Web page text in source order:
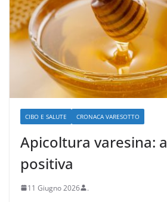
CIBO E SALUTE CRONACA VARESOTTO
Apicoltura varesina:
positiva
11 Giugno 2026 .